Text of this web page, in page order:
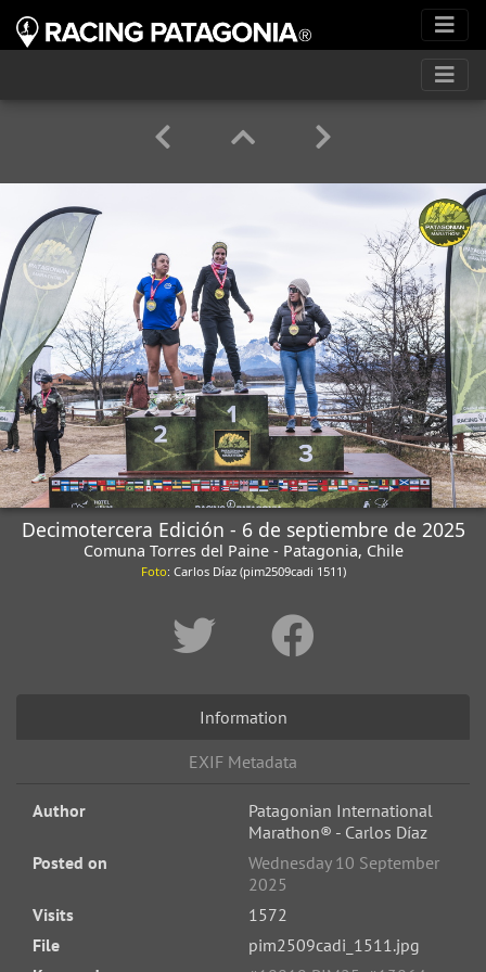
Decimotercera Edición - 6 de septiembre de 2025
Comuna Torres del Paine - Patagonia, Chile
Foto: Carlos Díaz (pim2509cadi 1511)
Information
EXIF Metadata
Author
Patagonian International
Marathon® - Carlos Díaz
Posted on
Wednesday 10 September
2025
Visits
1572
File
pim2509cadi_1511.jpg